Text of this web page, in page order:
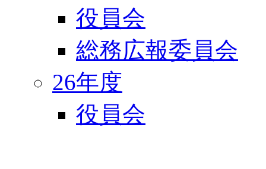
役員会
総務広報委員会
26年度
役員会